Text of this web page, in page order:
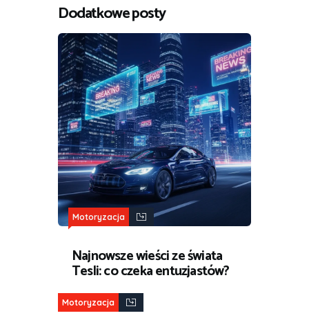
Dodatkowe posty
Motoryzacja
Najnowsze wieści ze świata
Tesli: co czeka entuzjastów?
Motoryzacja